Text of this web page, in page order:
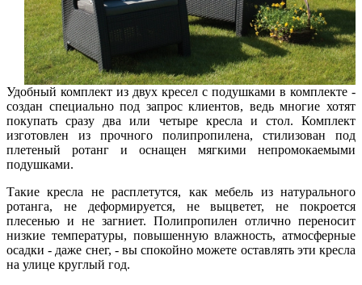
Удобный комплект из двух кресел с подушками в комплекте -
создан специально под запрос клиентов, ведь многие хотят
покупать сразу два или четыре кресла и стол. Комплект
изготовлен из прочного полипропилена, стилизован под
плетеный ротанг и оснащен мягкими непромокаемыми
подушками.
Такие кресла не расплетутся, как мебель из натурального
ротанга, не деформируется, не выцветет, не покроется
плесенью и не загниет. Полипропилен отлично переносит
низкие температуры, повышенную влажность, атмосферные
осадки - даже снег, - вы спокойно можете оставлять эти кресла
на улице круглый год.